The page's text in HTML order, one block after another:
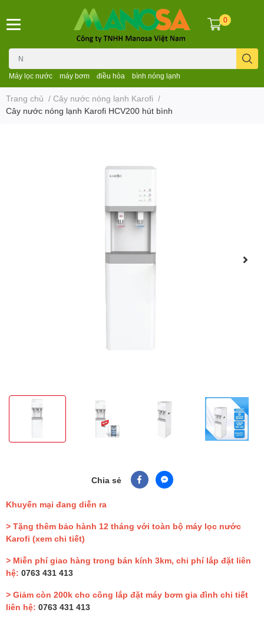
Máy lọc nước máy bơm điều hòa bình nóng lạnh
0
Trang chủ / Cây nước nóng lạnh Karofi /
Cây nước nóng lạnh Karofi HCV200 hút bình
Chia sẻ
Khuyến mại đang diễn ra
> Tặng thêm bảo hành 12 tháng với toàn bộ máy lọc nước
Karofi (xem chi tiết)
> Miễn phí giao hàng trong bán kính 3km, chi phí lắp đặt liên
hệ: 0763 431 413
> Giảm còn 200k cho công lắp đặt máy bơm gia đình chi tiết
liên hệ: 0763 431 413